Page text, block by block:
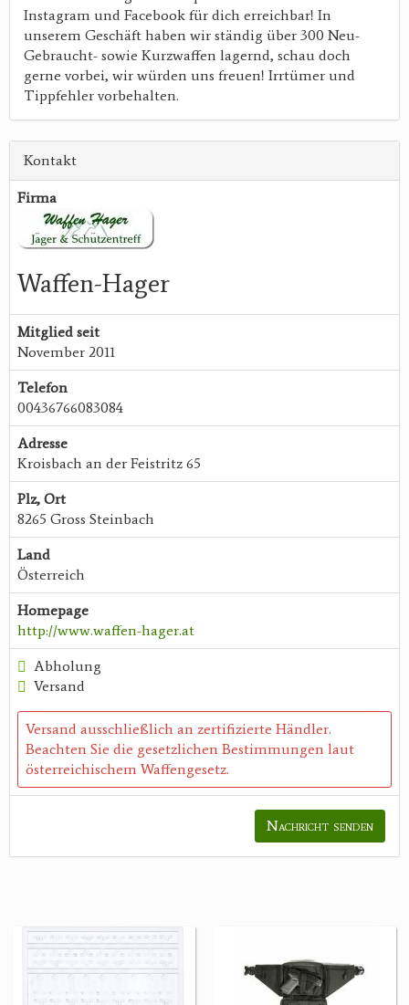
Instagram und Facebook für dich erreichbar! In
unserem Geschäft haben wir ständig über 300 Neu-
Gebraucht- sowie Kurzwaffen lagernd, schau doch
gerne vorbei, wir würden uns freuen! Irrtümer und
Tippfehler vorbehalten.
Kontakt
Firma
Waffen-Hager
Mitglied seit
November 2011
Telefon
00436766083084
Adresse
Kroisbach an der Feistritz 65
Plz, Ort
8265 Gross Steinbach
Land
Österreich
Homepage
http://www.waffen-hager.at
Abholung
Versand
Versand ausschließlich an zertifizierte Händler.
Beachten Sie die gesetzlichen Bestimmungen laut
österreichischem Waffengesetz.
Nachricht senden